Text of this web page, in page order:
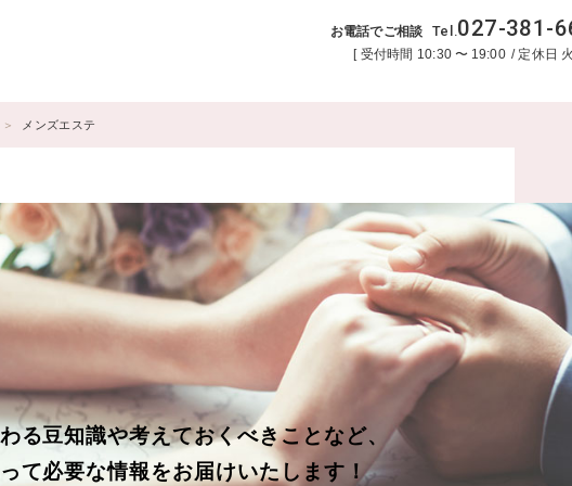
お電話でご相談 Tel.027-381-
受付時間 10:30 〜 19:00 定休日
メンズエステ
る豆知識や考えておくべきことなど、
て必要な情報をお届けいたします！